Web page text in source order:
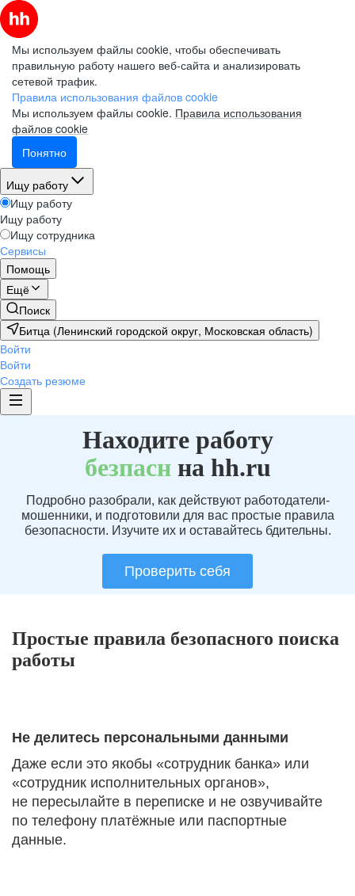
Мы используем файлы cookie, чтобы обеспечивать
правильную работу нашего веб-сайта и анализировать
сетевой трафик.
Правила использования файлов cookie
Мы используем файлы cookie. Правила использования
файлов cookie
Понятно
Ищу работу
Ищу работу
Ищу работу
Ищу сотрудника
Сервисы
Помощь
Ещё
Поиск
Битца (Ленинский городской округ, Московская область)
Войти
Войти
Создать резюме
Находите работу
безпаснна hh.ru
Подробно разобрали, как действуют работодатели-
мошенники, и подготовили для вас простые правила
безопасности. Изучите их и оставайтесь бдительны.
Проверить себя
Простые правила безопасного поиска
работы
Не делитесь персональными данными
Даже если это якобы «сотрудник банка» или
«сотрудник исполнительных органов»,
не пересылайте в переписке и не озвучивайте
по телефону платёжные или паспортные
данные.